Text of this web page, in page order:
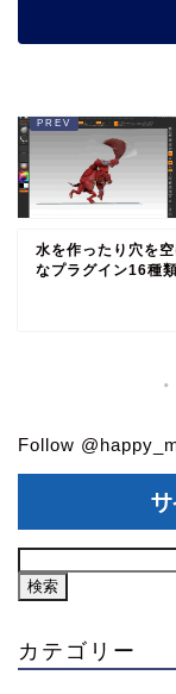
水を作ったり穴を
なプラグイン16種
Follow
カテゴリー